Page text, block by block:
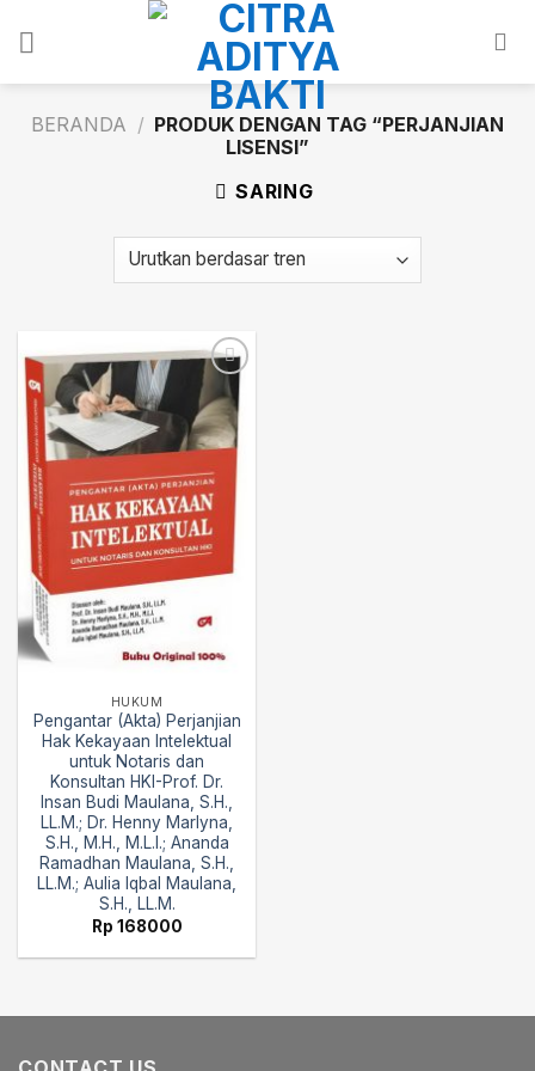
BERANDA / PRODUK DENGAN TAG “PERJANJIAN
LISENSI”
SARING
Add to
wishlist
HUKUM
Pengantar (Akta) Perjanjian
Hak Kekayaan Intelektual
untuk Notaris dan
Konsultan HKI-Prof. Dr.
Insan Budi Maulana, S.H.,
LL.M.; Dr. Henny Marlyna,
S.H., M.H., M.L.I.; Ananda
Ramadhan Maulana, S.H.,
LL.M.; Aulia Iqbal Maulana,
S.H., LL.M.
Rp 168000